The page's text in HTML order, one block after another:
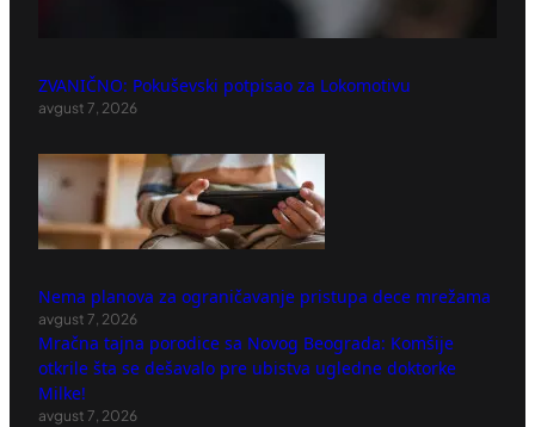
ZVANIČNO: Pokuševski potpisao za Lokomotivu
avgust 7, 2026
Nema planova za ograničavanje pristupa dece mrežama
avgust 7, 2026
Mračna tajna porodice sa Novog Beograda: Komšije
otkrile šta se dešavalo pre ubistva ugledne doktorke
Milke!
avgust 7, 2026